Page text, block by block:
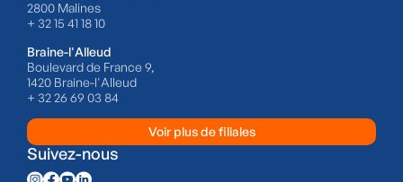
2800 Malines
+ 32 15 41 18 10
Braine-l'Alleud
Boulevard de France 9,
1420 Braine-l'Alleud
+ 32 26 69 03 84
Voir plus de filiales
Suivez-nous